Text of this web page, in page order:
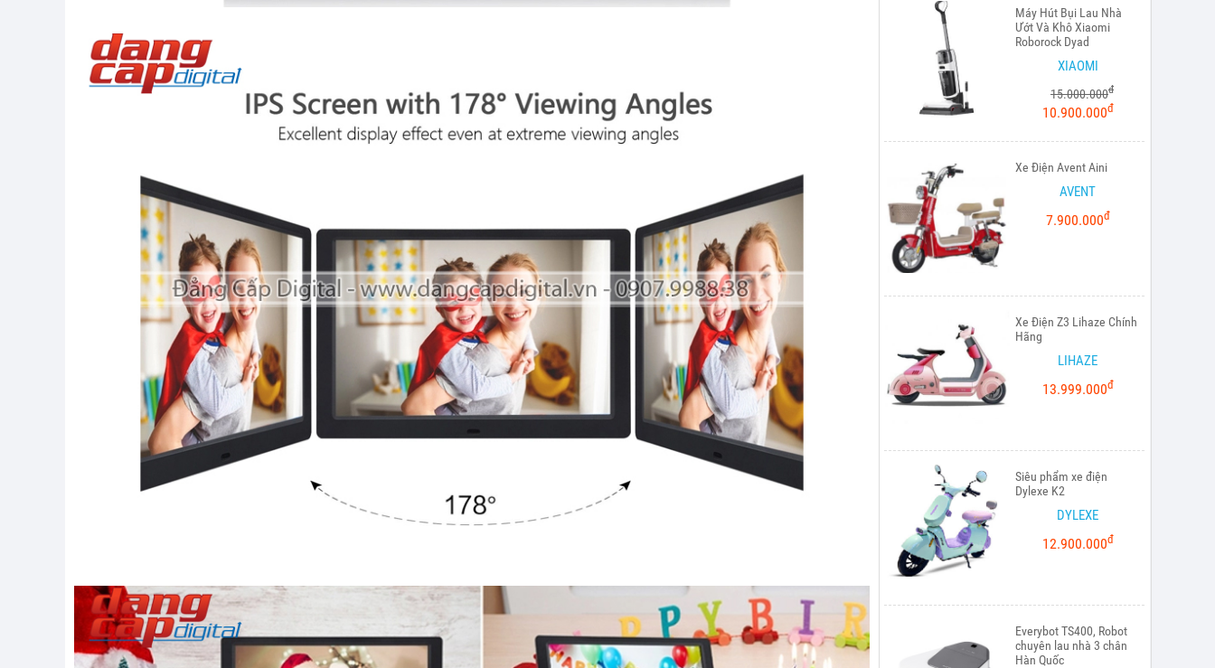
Máy Hút Bụi Lau Nhà
Ướt Và Khô Xiaomi
Roborock Dyad
XIAOMI
15.000.000đ
10.900.000đ
Xe Điện Avent Aini
AVENT
7.900.000đ
Xe Điện Z3 Lihaze Chính
Hãng
LIHAZE
13.999.000đ
Siêu phẩm xe điện
Dylexe K2
DYLEXE
12.900.000đ
Everybot TS400, Robot
chuyên lau nhà 3 chân
Hàn Quốc